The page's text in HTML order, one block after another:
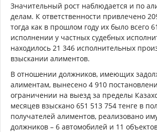
Значительный рост наблюдается и по
делам. К ответственности привлечено
тогда как в прошлом году их было всего
исполнении у частных судебных
находилось 21 346 исполнительных
взыскании алиментов.
В отношении должников, имеющих
алиментам, вынесено 4 910
ограничении на выезд за пределы
месяцев взыскано 651 513 754 тенге в
получателей алиментов, реализовано
должников – 6 автомобилей и 11